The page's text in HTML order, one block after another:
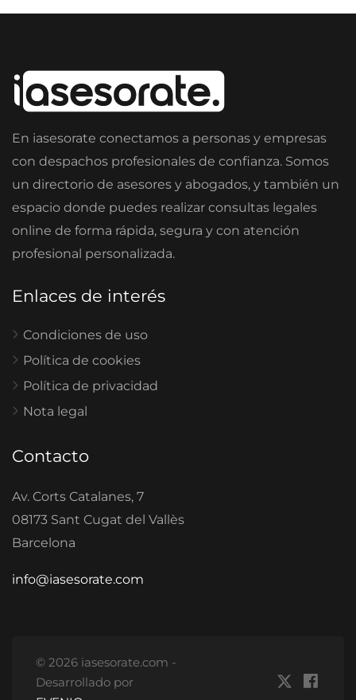
En iasesorate conectamos a personas y empresas
con despachos profesionales de confianza. Somos
un directorio de asesores y abogados, y también un
espacio donde puedes realizar consultas legales
online de forma rápida, segura y con atención
profesional personalizada.
Enlaces de interés
Condiciones de uso
Política de cookies
Política de privacidad
Nota legal
Contacto
Av. Corts Catalanes, 7
08173 Sant Cugat del Vallès
Barcelona
info@iasesorate.com
© 2026 iasesorate.com -
Desarrollado por